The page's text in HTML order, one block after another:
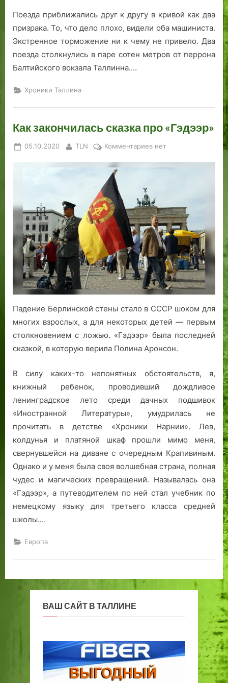
Поезда приближались друг к другу в кривой как два
призрака. То, что дело плохо, видели оба машиниста.
Экстренное торможение ни к чему не привело. Два
поезда столкнулись в паре сотен метров от перрона
Балтийского вокзала Таллинна.…
Хроники Таллина
Как закончилась сказка про «Гэдээр»
Posted
05.10.2020 By
TLN Комментариевк
Как
про
«Гэдээр»
нет
Падение Берлинской стены стало в СССР шоком для
многих взрослых, а для некоторых детей — первым
столкновением с ложью. «Гэдээр» была последней
сказкой, в которую верила Полина Аронсон.
В силу каких-то непонятных обстоятельств, я,
книжный ребенок, проводивший дождливое
ленинградское лето среди дачных подшивок
«Иностранной Литературы», умудрилась не
прочитать в детстве «Хроники Нарнии». Лев,
колдунья и платяной шкаф прошли мимо меня,
свернувшейся на диване с очередным Крапивиным.
Однако и у меня была своя волшебная страна, полная
чудес и магических превращений. Называлась она
«Гэдээр», а путеводителем по ней стал учебник по
немецкому языку для третьего класса средней
школы.…
Европа
ВАШ САЙТ В ТАЛЛИНЕ